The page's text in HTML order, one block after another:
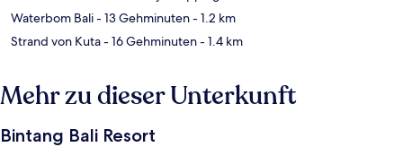
Waterbom Bali- 13 Gehminuten- 1.2 km
Strand von Kuta- 16 Gehminuten- 1.4 km
Mehr zu dieser Unterkunft
Bintang Bali Resort